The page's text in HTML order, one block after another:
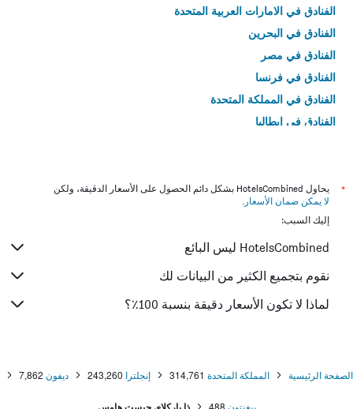
الفنادق في الامارات العربية المتحدة
الفنادق في البحرين
الفنادق في مصر
الفنادق في فرنسا
الفنادق في المملكة المتحدة
الفنادق في إيطاليا
*
يحاول HotelsCombined بشكل دائم الحصول على الأسعار الدقيقة، ولكن
لا يمكن ضمان الأسعار .
إليك السبب:
HotelsCombined ليس البائع
نقوم بتجميع الكثير من البيانات لك
لماذا لا تكون الأسعار دقيقة بنسبة 100٪؟
الصفحة الرئيسية المملكة المتحدة 314,761 إنجلترا 243,260 ديفون 7,862
بيغنتون 488